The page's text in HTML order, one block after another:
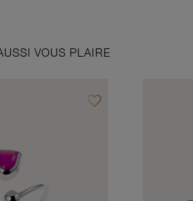
VOUS PLAIRE
favorite_borderAjouter à vos favoris